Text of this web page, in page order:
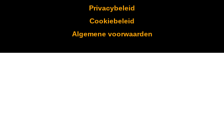
Privacybeleid
Cookiebeleid
Algemene voorwaarden